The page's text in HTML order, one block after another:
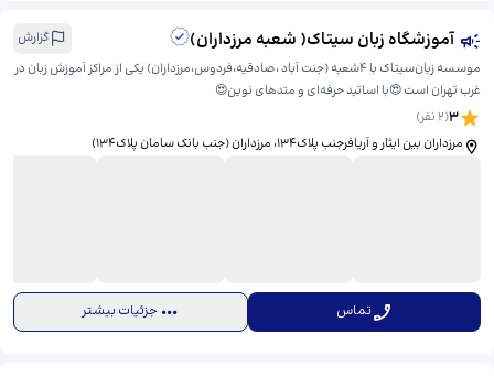
آموزشگاه زبان سیتاک( شعبه مرزداران)
گزارش
موسسه زبان‌سیتاک با ۴شعبه (جنت آباد ،صادقیه،فردوس،مرزداران) یکی از مراکز آموزش زبان در
غرب تهران است 😍با اساتید حرفه‌ای و متدهای نوین😍
3
(
2نفر)
مرزداران بین ایثار و آریافرجنب پلاک۱۳۴، ​مرزداران (جنب بانک سامان پلاک۱۳۴)
تماس جزئیات بیشتر